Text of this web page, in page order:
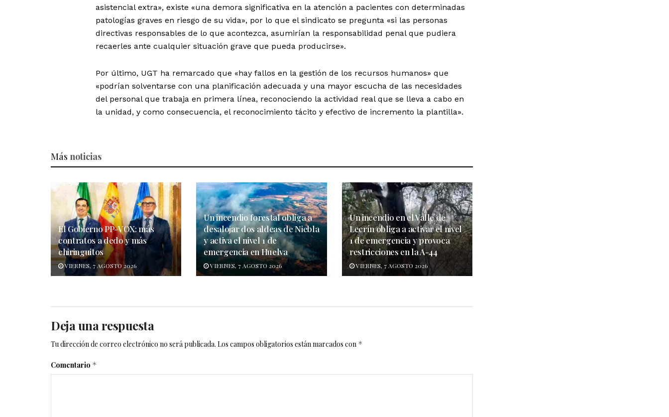
asistencial extra», existe «una demora significativa en la atención a pacientes con determinadas
patologías graves en riesgo de su vida», por lo que el sindicato se pregunta «si las personas
directivas responsables de lo que acontezca, asumirían la responsabilidad penal que pudiera
recaerles ante cualquier situación grave que pueda producirse».
Por último, UGT ha remarcado que «hay fallos en la gestión de los recursos humanos» que
«podrían solventarse con una planificación adecuada y una mayor escucha de las necesidades
del personal que trabaja en primera línea, reconociendo la actividad real que se lleva a cabo en
la unidad, y como consecuencia, el reconocimiento tácito y efectivo de incremento la plantilla».
Más noticias
El Gobierno PP-VOX: más
contratos a dedo y más
chiringuitos
VIERNES, 7 AGOSTO 2026
Un incendio forestal obliga a
desalojar dos aldeas de Niebla
y activa el nivel 1 de
emergencia en Huelva
VIERNES, 7 AGOSTO 2026
Un incendio en el Valle de
Lecrín obliga a activar el nivel
1 de emergencia y provoca
restricciones en la A-44
VIERNES, 7 AGOSTO 2026
Deja una respuesta
Tu dirección de correo electrónico no será publicada. Los campos obligatorios están marcados con *
Comentario *